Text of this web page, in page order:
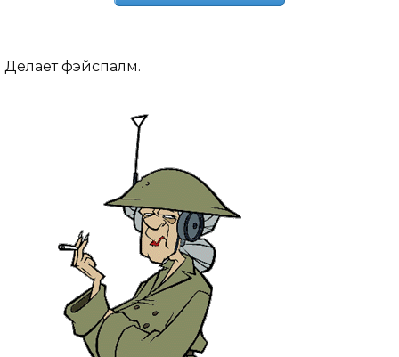
Делает фэйспалм.